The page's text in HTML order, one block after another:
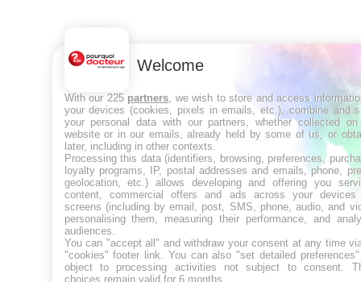
Welcome
With our 225 partners , we wish to store and access
your devices (cookies, pixels in emails, etc.), combine and
your personal data with our partners, whether collected
website or in our emails, already held by some of us, or
later, including in other contexts.
Processing this data (identifiers, browsing, preferences,
loyalty programs, IP, postal addresses and emails, phone,
geolocation, etc.) allows developing and offering you
content, commercial offers and ads across your devices
screens (including by email, post, SMS, phone, audio, and
personalising them, measuring their performance, and
audiences.
You can "accept all" and withdraw your consent at any time
"cookies" footer link . You can also "set detailed
object to processing activities not subject to consent.
choices remain valid for 6 months.